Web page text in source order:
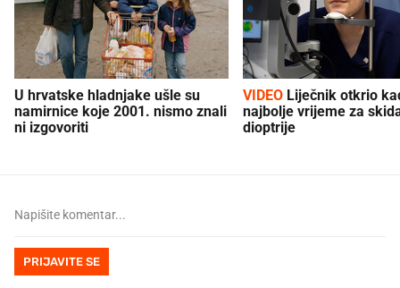
U hrvatske hladnjake ušle su
namirnice koje 2001. nismo znali
ni izgovoriti
VIDEO
najbolje vrijeme za
dioptrije
PRIJAVITE SE